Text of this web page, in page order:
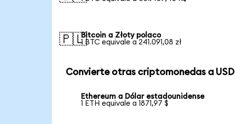
🇵🇱Bitcoin a Złoty polaco
1 BTC equivale a 241.091,08 zł
Convierte otras criptomonedas a USD
Ethereum a Dólar estadounidense
1 ETH equivale a 1871,97 $